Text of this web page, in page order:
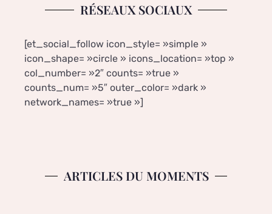
RÉSEAUX SOCIAUX
[et_social_follow icon_style= »simple »
icon_shape= »circle » icons_location= »top »
col_number= »2″ counts= »true »
counts_num= »5″ outer_color= »dark »
network_names= »true »]
ARTICLES DU MOMENTS